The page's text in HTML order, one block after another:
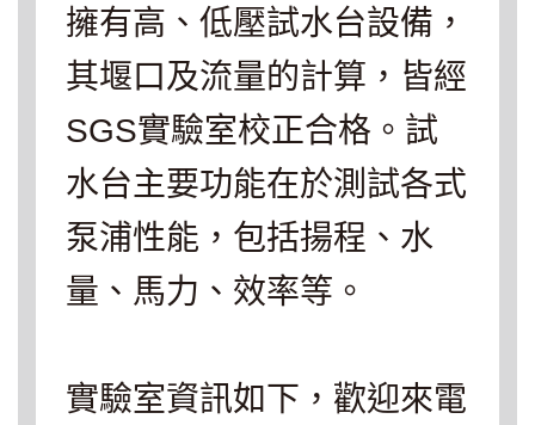
擁有高、低壓試水台設備，
其堰口及流量的計算，皆經
SGS實驗室校正合格。試
水台主要功能在於測試各式
泵浦性能，包括揚程、水
量、馬力、效率等。
實驗室資訊如下，歡迎來電